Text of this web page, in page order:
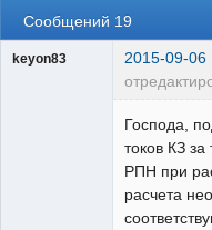
Сообщений 19
keyon83 2015-09-06
Господа,
токов КЗ
РПН при
расчета